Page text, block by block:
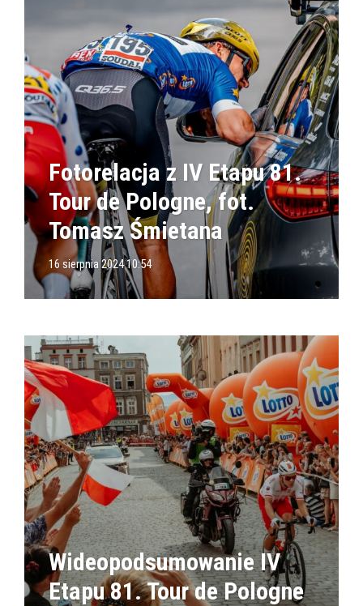
Fotorelacja z IV Etapu 81.
Tour de Pologne, fot.
Tomasz Śmietana
16 sierpnia 2024 10:54
Wideopodsumowanie IV
Etapu 81. Tour de Pologne